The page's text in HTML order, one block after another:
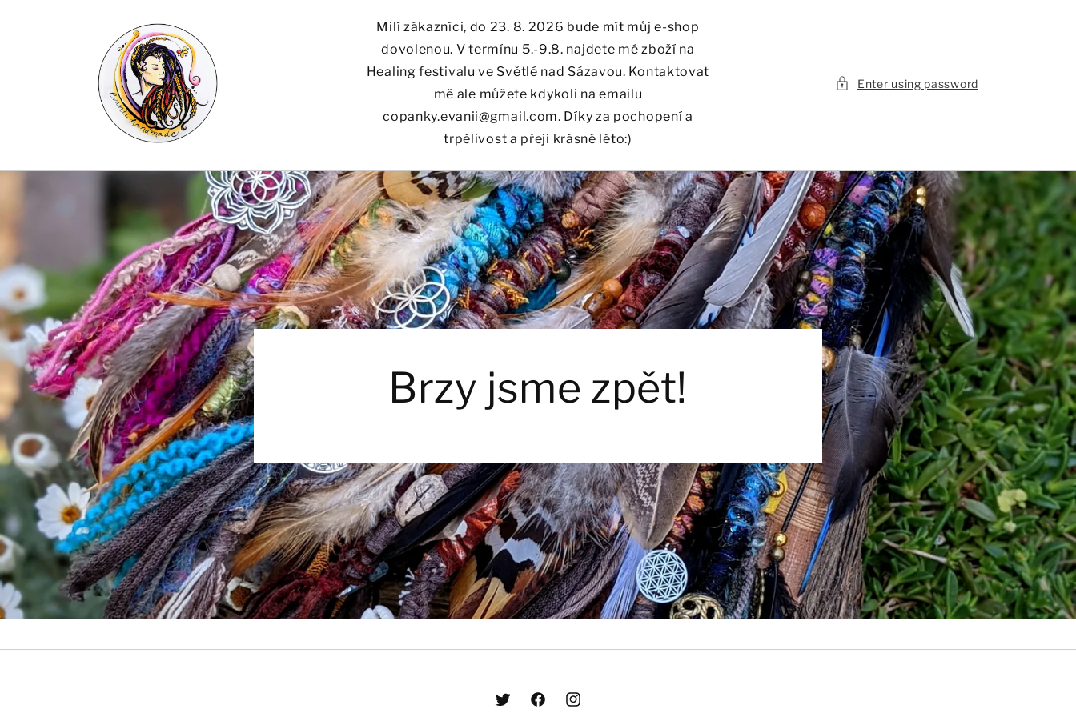
Milí zákazníci, do 23. 8. 2026 bude mít můj e-shop
dovolenou. V termínu 5.-9.8. najdete mé zboží na
Healing festivalu ve Světlé nad Sázavou. Kontaktovat
mě ale můžete kdykoli na emailu
copanky.evanii@gmail.com. Díky za pochopení a
trpělivost a přeji krásné léto:)
Enter using password
Brzy jsme zpět!
TwitterFacebookInstagram